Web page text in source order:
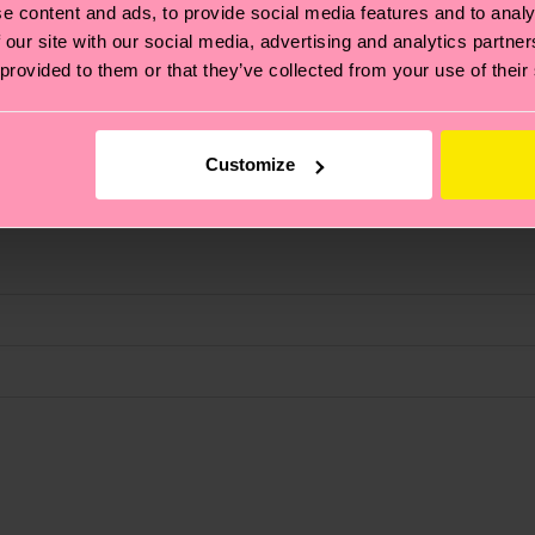
content and ads, to provide social media features and to
site with our social media, advertising and analytics
to them or that they’ve collected from your use of
Customize
et aux certifications : il s'agit aussi de mettre en